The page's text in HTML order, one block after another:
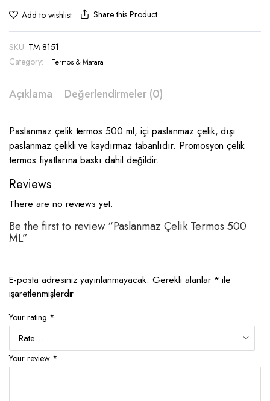
Add to wishlist Share this Product
SKU: TM 8151
Category:
Termos & Matara
Açıklama Değerlendirmeler (0)
Paslanmaz çelik termos 500 ml, içi paslanmaz çelik, dışı
paslanmaz çelikli ve kaydırmaz tabanlıdır. Promosyon çelik
termos fiyatlarına baskı dahil değildir.
Reviews
There are no reviews yet.
Be the first to review “Paslanmaz Çelik Termos 500
ML”
E-posta adresiniz yayınlanmayacak. Gerekli alanlar * ile
işaretlenmişlerdir
Your rating *
Your review *